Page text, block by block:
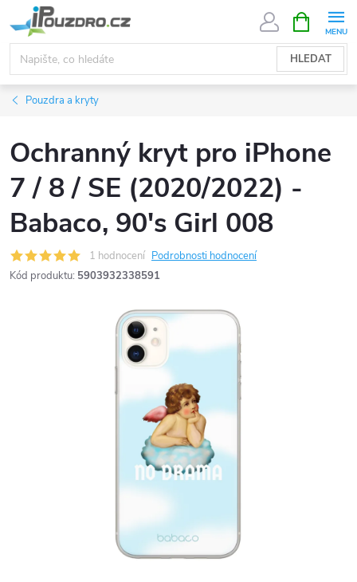
na
obsah
HLEDAT
NÁKUPNÍ
KOŠÍK
Pouzdra a kryty
Ochranný kryt pro iPhone
7 / 8 / SE (2020/2022) -
Babaco, 90's Girl 008
1 hodnocení Podrobnosti hodnocení
Kód produktu: 5903932338591